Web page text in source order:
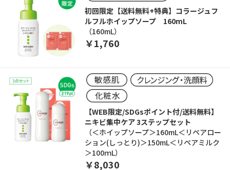
初回限定【送料無料+特典】コラージュフ
ルフルホイップソープ 160mL
（160mL）
￥1,760
【WEB限定/SDGsポイント付/送料無料】
ニキビ集中ケア 3ステップセット
（＜ホイップソープ＞160mL＜リペアロー
ション(しっとり)＞150mL＜リペアミルク
＞100ｍL）
￥8,030